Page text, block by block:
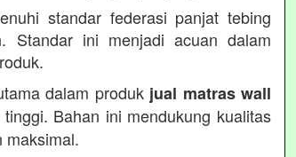
standar federasi panjat tebing
Standar ini menjadi acuan dalam
dalam produk jual matras wall
Bahan ini mendukung kualitas
maksimal.